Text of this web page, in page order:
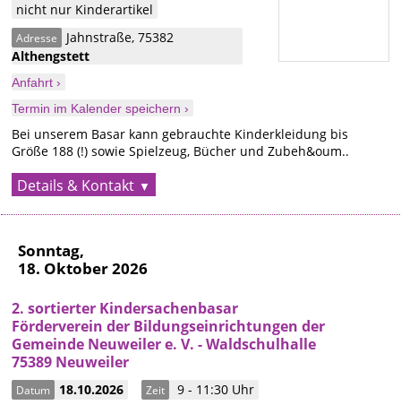
nicht nur Kinderartikel
Adresse Jahnstraße,75382
Althengstett
Anfahrt ›
Termin im Kalender speichern ›
Bei unserem Basar kann gebrauchte Kinderkleidung bis
Größe 188 (!) sowie Spielzeug, Bücher und Zubeh&oum..
Details & Kontakt
Sonntag,
18. Oktober 2026
2. sortierter Kindersachenbasar
Förderverein der Bildungseinrichtungen der
Gemeinde Neuweiler e. V. - Waldschulhalle
75389 Neuweiler
Datum 18.10.2026 Zeit 9 - 11:30 Uhr